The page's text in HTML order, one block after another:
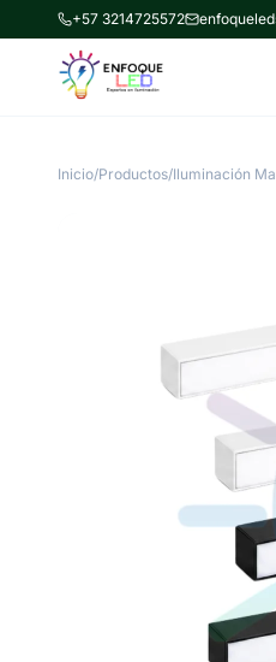
+57 3214725572
Inicio/Productos/Iluminación